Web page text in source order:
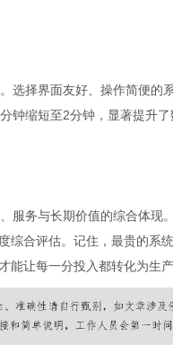
选择界面友好、操作简便
钟缩短至2分钟，显著提升
服务与长期价值的综合体现
综合评估。记住，最贵的系
能让每一分投入都转化为生